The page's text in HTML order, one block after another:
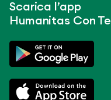
Scarica l’app
Humanitas Con Te